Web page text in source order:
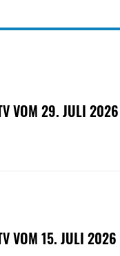
VOM 29. JULI 2026
VOM 15. JULI 2026